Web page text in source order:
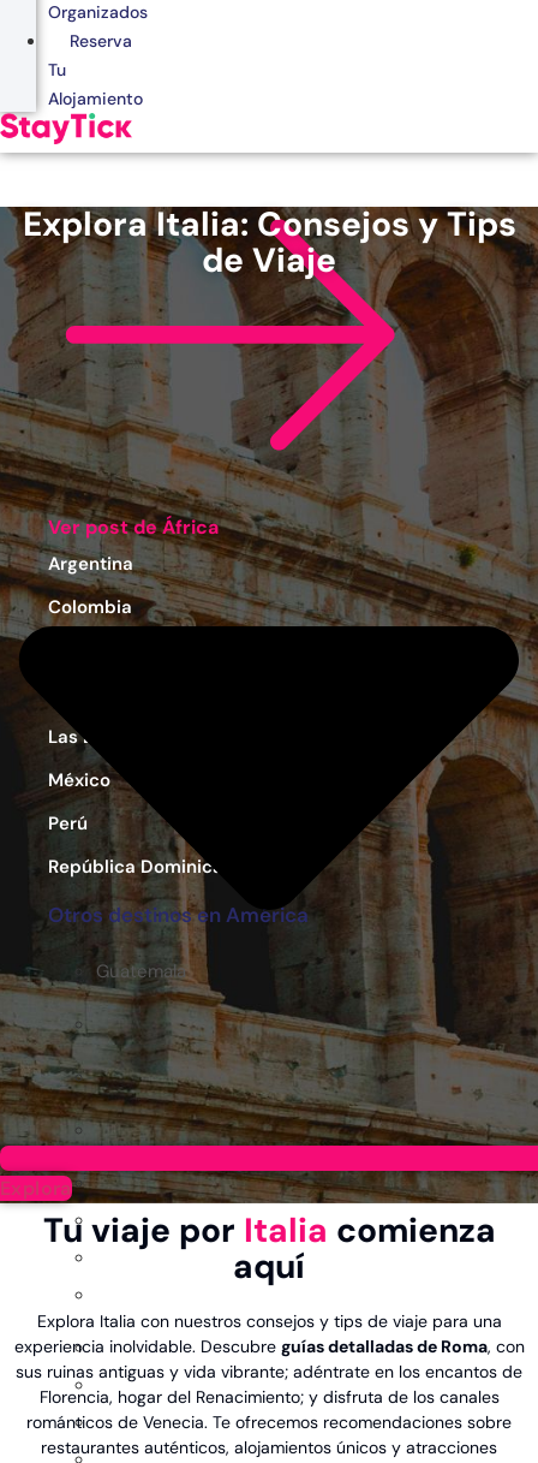
Kenia
Marruecos
Zanzíbar
Ver post de África
Argentina
Colombia
Las Bahamas
México
Perú
República Dominicana
Otros destinos en América
Guatemala
Organizados
Reserva
Tu
Alojamiento
Explora Italia: Consejos y Tips
de Viaje
Explora
Tu viaje por Italia comienza
aquí
Explora Italia con nuestros consejos y tips de viaje para una
experiencia inolvidable. Descubre guías detalladas de Roma, con
sus ruinas antiguas y vida vibrante; adéntrate en los encantos de
Florencia, hogar del Renacimiento; y disfruta de los canales
románticos de Venecia. Te ofrecemos recomendaciones sobre
restaurantes auténticos, alojamientos únicos y atracciones